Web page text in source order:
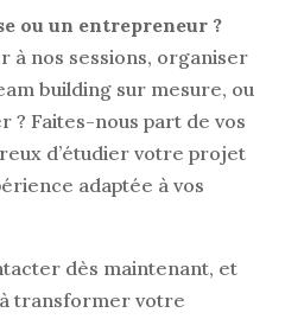
ou un entrepreneur ?
à nos sessions, organiser
building sur mesure, ou
? Faites-nous part de vos
d’étudier votre projet
adaptée à vos
dès maintenant, et
transformer votre